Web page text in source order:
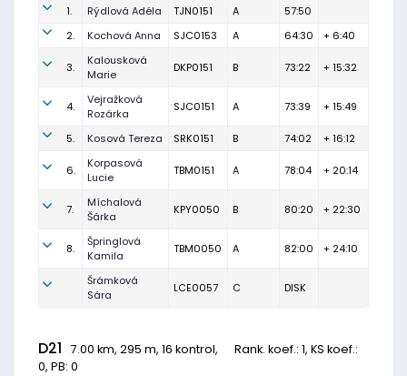
1. Rýdlová Adéla TJN0151 A
57:50
2.
Kochová Anna SJC0153 A 64:30 + 6:40
3.
Kalousková
Marie
DKP0151 B 73:22 + 15:32
4.
Vejražková
Rozárka
SJC0151 A 73:39 + 15:49
5. Kosová Tereza SRK0151 B 74:02 + 16:12
6.
Korpasová
Lucie
TBM0151 A 78:04 + 20:14
7.
Míchalová
Šárka
KPY0050 B 80:20 + 22:30
8.
Špringlová
Kamila
TBM0050 A 82:00 + 24:10
Šrámková
Sára
LCE0057 C DISK
D21 7.00 km, 295 m, 16 kontrol, Rank. koef.: 1, KS koef.:
0, PB: 0